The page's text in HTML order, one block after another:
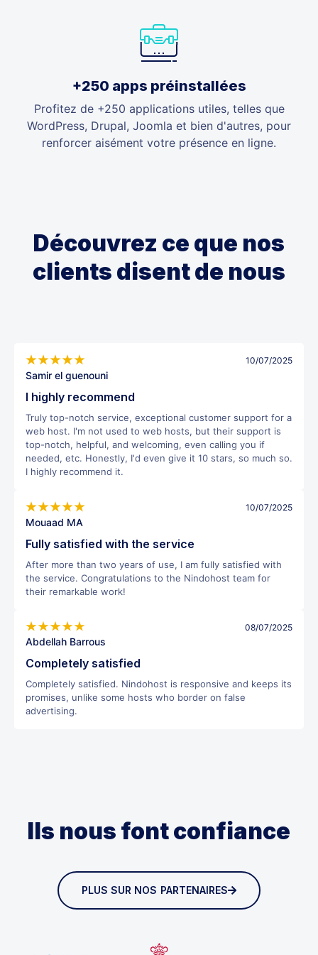
+250 apps préinstallées
Profitez de +250 applications utiles, telles que
WordPress, Drupal, Joomla et bien d'autres, pour
renforcer aisément votre présence en ligne.
Découvrez ce que nos
clients disent de nous
Samir el guenouni
10/07/2025
I highly recommend
Truly top-notch service, exceptional customer support for a
web host. I'm not used to web hosts, but their support is
top-notch, helpful, and welcoming, even calling you if
needed, etc. Honestly, I'd even give it 10 stars, so much so.
I highly recommend it.
Mouaad MA
10/07/2025
Fully satisfied with the service
After more than two years of use, I am fully satisfied with
the service. Congratulations to the Nindohost team for
their remarkable work!
Abdellah Barrous
08/07/2025
Completely satisfied
Completely satisfied. Nindohost is responsive and keeps its
promises, unlike some hosts who border on false
advertising.
Ils nous font confiance
PLUS SUR NOS PARTENAIRES